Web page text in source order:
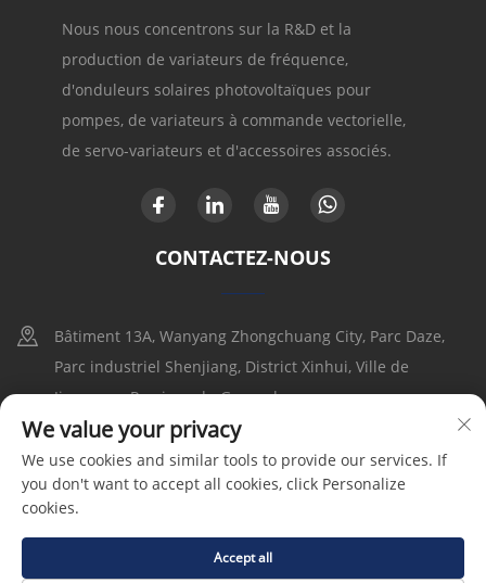
Nous nous concentrons sur la R&D et la
production de variateurs de fréquence,
d'onduleurs solaires photovoltaïques pour
pompes, de variateurs à commande vectorielle,
de servo-variateurs et d'accessoires associés.
CONTACTEZ-NOUS
Bâtiment 13A, Wanyang Zhongchuang City, Parc Daze,
Parc industriel Shenjiang, District Xinhui, Ville de
Jiangmen, Province du Guangdong
+86-17316086390
[email protected]
Droits d'auteur © 2025 Goldbell Electric Drives and Controls
We value your privacy
We use cookies and similar tools to provide our services. If
you don't want to accept all cookies, click Personalize
cookies.
Accept all